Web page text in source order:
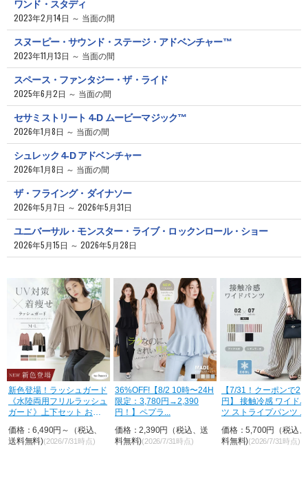
ワンド・スタディ
2023年2月14日 ～ 当面の間
スヌーピー・サウンド・ステージ・アドベンチャー™
2023年11月13日 ～ 当面の間
スペース・ファンタジー・ザ・ライド
2025年6月2日 ～ 当面の間
セサミストリート 4-D ムービーマジック™
2026年1月8日 ～ 当面の間
シュレック 4-D アドベンチャー
2026年1月8日 ～ 当面の間
ザ・フライング・ダイナソー
2026年5月7日 ～ 2026年5月31日
ユニバーサル・モンスター・ライブ・ロックンロール・ショー
2026年5月15日 ～ 2026年5月28日
新色登場！ラッシュガード
《水陸両用フリルラッシュ
ガード》上下セット おし
価格：6,490円～（税込、
送料無料)(2026/7/31時点)
36%OFF!【8/2 10時〜24H
限定：3,780円→2,390
円！】ペプラ...
価格：2,390円（税込、送
料無料)(2026/7/31時点)
【7/31！クーポンで
円】 接触冷感 ワイド
ツ ストライプパンツ ...
価格：5,700円（税込
料無料)(2026/7/31時点)